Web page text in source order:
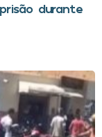
durante